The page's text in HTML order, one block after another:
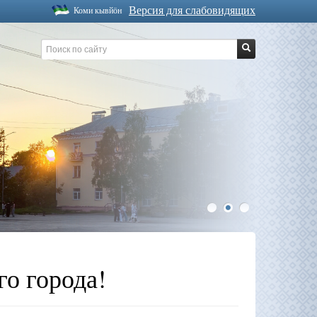
Версия для слабовидящих
Коми кывйöн
1 2 3
города!